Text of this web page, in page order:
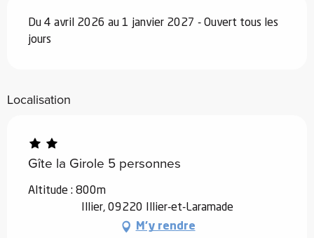
Du 4 avril 2026 au 1 janvier 2027 - Ouvert tous les
jours
Localisation
Gîte la Girole 5 personnes
Altitude : 800m
Illier, 09220 Illier-et-Laramade
M'y rendre